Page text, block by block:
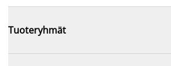
Tuoteryhmät